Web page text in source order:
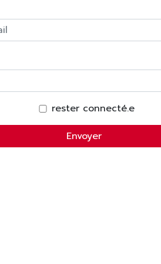
rester connecté.e
Envoyer